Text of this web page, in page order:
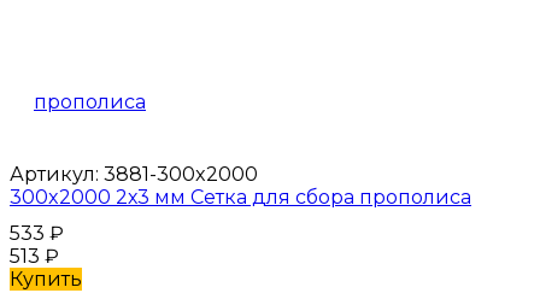
Артикул: 3881-300x2000
300x2000 2х3 мм Сетка для сбора прополиса
533 ₽
513 ₽
Купить